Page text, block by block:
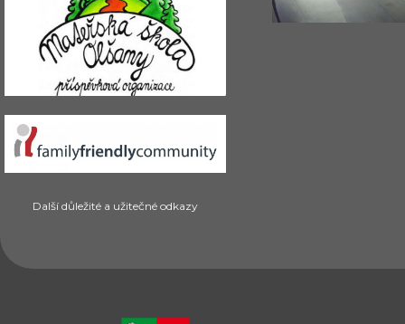
Další důležité a užitečné odkazy